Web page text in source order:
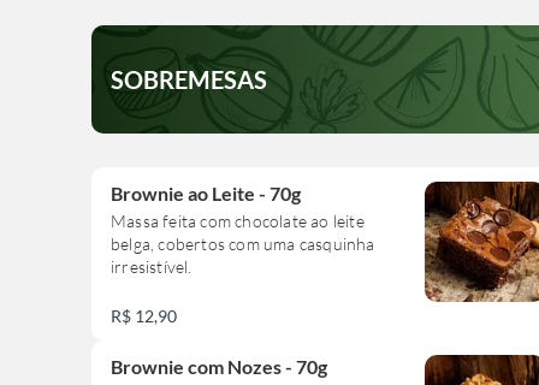
SOBREMESAS
Brownie ao Leite - 70g
Massa feita com chocolate ao leite
belga, cobertos com uma casquinha
irresistível.
R$ 12,90
Brownie com Nozes - 70g